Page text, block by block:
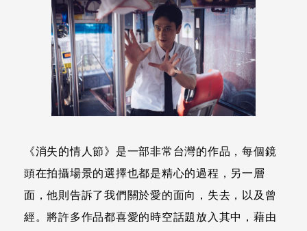
《消失的情人節》是一部非常台灣的作品，每個鏡
頭在拍攝場景的選擇也都是精心的過程，另一層
面，他則告訴了我們關於愛的面向，失去，以及曾
經。將許多作品都喜愛的時空話題放入其中，藉由